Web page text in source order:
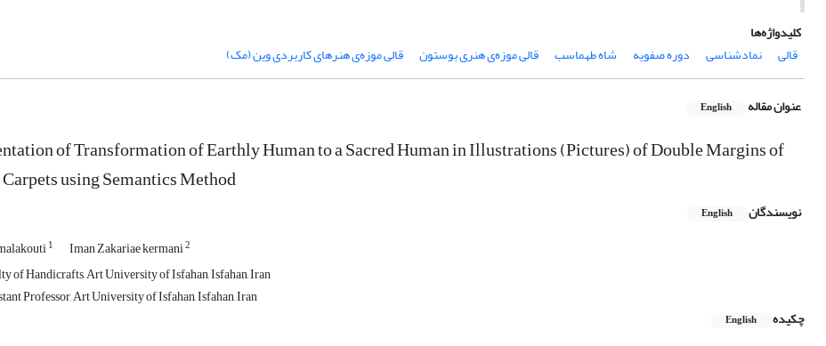
کلیدواژه‌ها
قالی
نمادشناسی دوره صفویه شاه طهماسب قالی موزه‌ی هنری بوستون قالی موزه‌ی هنرهای کاربردی وین (مک)
عنوان مقاله English
of Transformation of Earthly Human to a Sacred Human in Illustrations (Pictures) of Double Margins of
using Semantics Method
نویسندگان English
1 Iman Zakariae kermani2
of Handicrafts, Art University of Isfahan, Isfahan, Iran
Professor, Art University of Isfahan, Isfahan, Iran
چکیده
English